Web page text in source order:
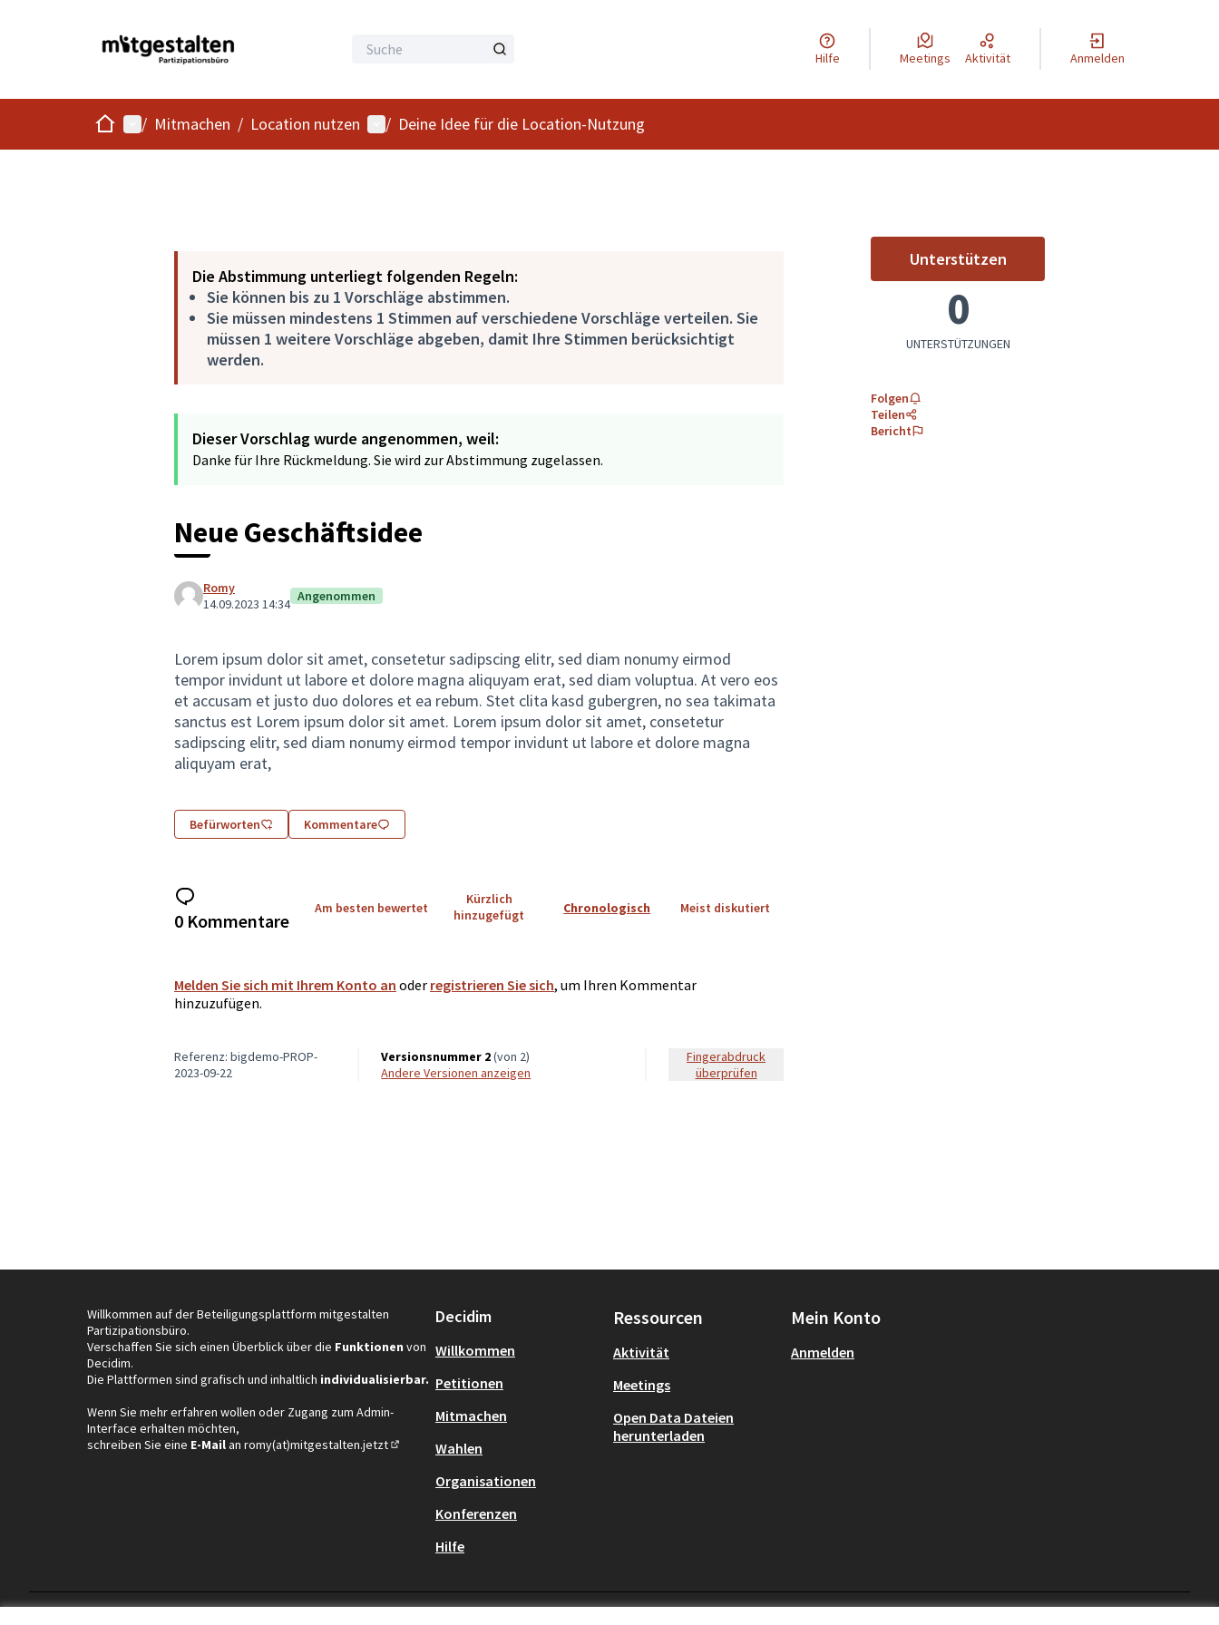
Hilfe Meetings Aktivität Anmelden
StartHauptmenü
/ Mitmachen / Location nutzen Benutzer-Menü
/ Deine Idee für die Location-Nutzung
Die Abstimmung unterliegt folgenden Regeln:
Sie können bis zu 1 Vorschläge abstimmen.
Sie müssen mindestens 1 Stimmen auf verschiedene Vorschläge verteilen. Sie
müssen 1 weitere Vorschläge abgeben, damit Ihre Stimmen berücksichtigt
werden.
Dieser Vorschlag wurde angenommen, weil:
Danke für Ihre Rückmeldung. Sie wird zur Abstimmung zugelassen.
Neue Geschäftsidee
Romy
14.09.2023 14:34 Angenommen
Lorem ipsum dolor sit amet, consetetur sadipscing elitr, sed diam nonumy eirmod
tempor invidunt ut labore et dolore magna aliquyam erat, sed diam voluptua. At vero eos
et accusam et justo duo dolores et ea rebum. Stet clita kasd gubergren, no sea takimata
sanctus est Lorem ipsum dolor sit amet. Lorem ipsum dolor sit amet, consetetur
sadipscing elitr, sed diam nonumy eirmod tempor invidunt ut labore et dolore magna
aliquyam erat,
Befürworten Kommentare
UnterstützenNeue Geschäftsidee
0
UNTERSTÜTZUNGEN
Folgen
Teilen
Bericht
0 Kommentare
Am besten bewertet
Kürzlich
hinzugefügt
Chronologisch Meist diskutiert
Melden Sie sich mit Ihrem Konto an oder registrieren Sie sich, um Ihren Kommentar
hinzuzufügen.
Referenz: bigdemo-PROP-
2023-09-22
Versionsnummer 2(von 2)
Andere Versionen anzeigen
Fingerabdruck
überprüfen
Willkommen auf der Beteiligungsplattform mitgestalten
Partizipationsbüro.
Verschaffen Sie sich einen Überblick über die Funktionen von
Decidim.
Die Plattformen sind grafisch und inhaltlich individualisierbar.
Wenn Sie mehr erfahren wollen oder Zugang zum Admin-
Interface erhalten möchten,
schreiben Sie eine E-Mailan romy(at)mitgestalten.jetzt
(In neuem Tab öffnen)
Decidim
Willkommen
Petitionen
Mitmachen
Wahlen
Organisationen
Konferenzen
Hilfe
Ressourcen
Aktivität
Meetings
Open Data Dateien
herunterladen
Mein Konto
Anmelden